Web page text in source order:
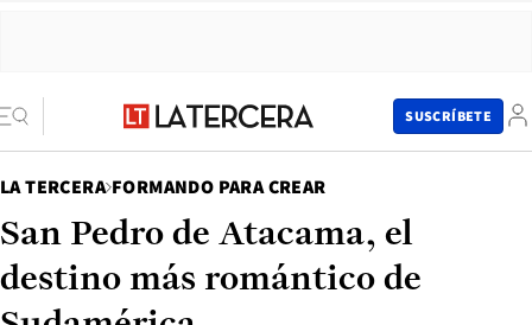
SUSCRÍBETE
LA TERCERA FORMANDO PARA CREAR
San Pedro de Atacama, el
destino más romántico de